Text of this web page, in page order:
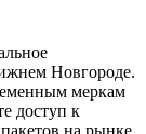
Новгороде.
меркам
доступ к